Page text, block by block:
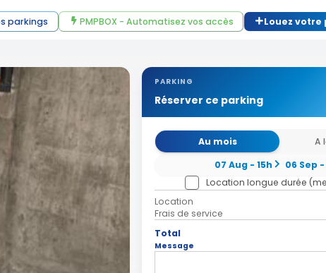
parkings PMPBOX - Automatisez vos accès Louez votre
PARKING
Réserver ce parking
Au mois
A
07 Aug - 15h
06 Sep
Location longue durée
Location
Frais de service
Total
Message